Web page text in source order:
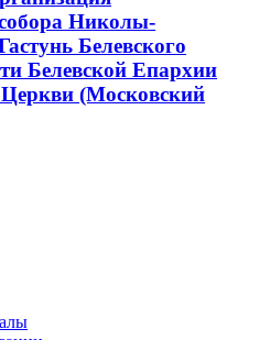
Николы-
Белевского
Белевской Епархии
(Московский